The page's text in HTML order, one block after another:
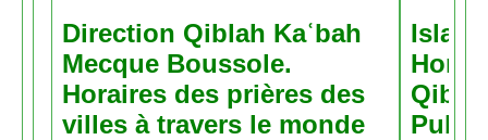
Direction Qiblah Kaʿbah
Mecque Boussole.
Horaires des prières des
villes à travers le monde
Pubs